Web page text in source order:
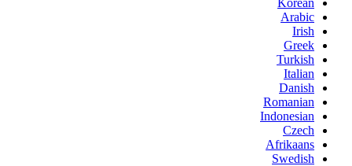
Korean
Arabic
Irish
Greek
Turkish
Italian
Danish
Romanian
Indonesian
Czech
Afrikaans
Swedish